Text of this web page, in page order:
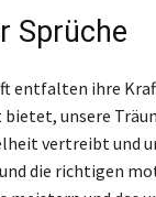
Sprüche
entfalten ihre
unsere
vertreibt und
die richtigen